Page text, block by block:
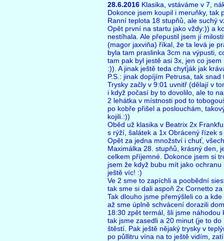
28.6.2016 Klasika, vstáváme v 7,
Dokonce jsem koupil i meruňky, tak
Ranní teplota 18 stupňů, ale suchý
Opět první na startu jako vždy:)) a
nestíhala. Ale přepustil jsem jí
(magor jaxviňa) říkal, že ta levá je
byla tam praslinka 3cm na výpusti,
tam pak byl jestě asi 3x, jen co
:)). A jinak ještě teda chyťják jak
P.S.: jinak dopíjím Petrusa, tak
Trysky začly v 9:01 uvnitř (dělají v
i když počasí by to dovolilo, ale to
2 lehátka v místnosti pod to
po kobře přišel a poslouchám,
kojili.:))
Oběd už klasika v Beatrix 2x
s rýží, šalátek a 1x Obrácený řízek
Opět za jedna množství i chuť,
Maximálka 28. stupňů, krásný den,
celkem příjemné. Dokonce jsem si
jsem že když bubu mít jako
ještě víc! :)
Ve 2 sme to zapíchli a poobědní
tak sme si dali aspoň 2x Cornetto
Tak dlouho jsme přemýšleli co a
až sme úplně schvácení dorazili
18:30 zpět termál, šli jsme
tak jsme zasedli a 20 minut (je to
štěstí. Pak ještě nějaký trysky v
po půllitru vína na to ještě vidím,